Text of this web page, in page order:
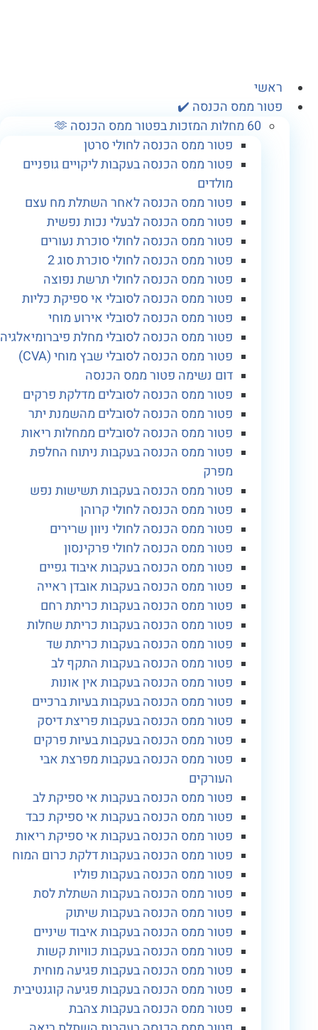
ממס הכנסה ✔️
פטור ממס הכנסה לחולי סרטן
פטור ממס הכנסה בעקבות ליקויים גופניים
פטור ממס הכנסה לאחר השתלת מח עצם
פטור ממס הכנסה לבעלי נכות נפשית
פטור ממס הכנסה לחולי סוכרת נעורים
פטור ממס הכנסה לחולי סוכרת סוג 2
פטור ממס הכנסה לחולי תרשת נפוצה
פטור ממס הכנסה לסובלי אי ספיקת כליות
פטור ממס הכנסה לסובלי אירוע מוחי
פטור ממס הכנסה לסובלי מחלת פיברומיאלגיה
פטור ממס הכנסה לסובלי שבץ מוחי (CVA)
דום נשימה פטור ממס הכנסה
פטור ממס הכנסה לסובלים מדלקת פרקים
פטור ממס הכנסה לסובלים מהשמנת יתר
פטור ממס הכנסה לסובלים ממחלות ריאות
פטור ממס הכנסה בעקבות ניתוח החלפת
פטור ממס הכנסה בעקבות תשישות נפש
פטור ממס הכנסה לחולי קרוהן
פטור ממס הכנסה לחולי ניוון שרירים
פטור ממס הכנסה לחולי פרקינסון
פטור ממס הכנסה בעקבות איבוד גפיים
פטור ממס הכנסה בעקבות אובדן ראייה
פטור ממס הכנסה בעקבות כריתת רחם
פטור ממס הכנסה בעקבות כריתת שחלות
פטור ממס הכנסה בעקבות כריתת שד
פטור ממס הכנסה בעקבות התקף לב
פטור ממס הכנסה בעקבות אין אונות
פטור ממס הכנסה בעקבות בעיות ברכיים
פטור ממס הכנסה בעקבות פריצת דיסק
פטור ממס הכנסה בעקבות בעיות פרקים
פטור ממס הכנסה בעקבות מפרצת אבי
העורקים
פטור ממס הכנסה בעקבות אי ספיקת לב
פטור ממס הכנסה בעקבות אי ספיקת כבד
פטור ממס הכנסה בעקבות אי ספיקת ריאות
פטור ממס הכנסה בעקבות דלקת כרום המוח
פטור ממס הכנסה בעקבות פוליו
פטור ממס הכנסה בעקבות השתלת לסת
פטור ממס הכנסה בעקבות שיתוק
פטור ממס הכנסה בעקבות איבוד שיניים
פטור ממס הכנסה בעקבות כוויות קשות
פטור ממס הכנסה בעקבות פגיעה מוחית
פטור ממס הכנסה בעקבות פגיעה קוגנטיבית
פטור ממס הכנסה בעקבות צהבת